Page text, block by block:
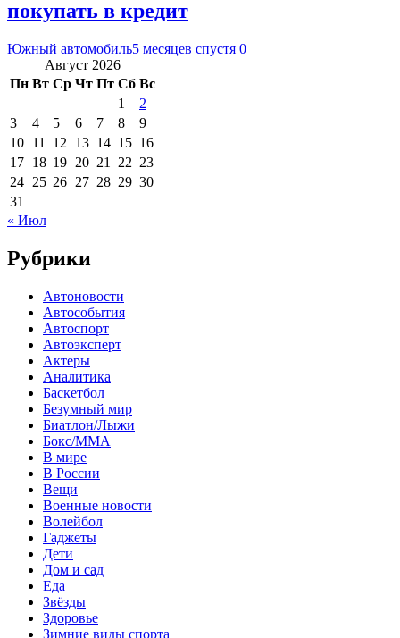
покупать в кредит
Южный автомобиль5 месяцев спустя 0
Август 2026
Пн Вт Ср Чт Пт Сб Вс
1
2
3
4 5 6 7 8
9
10 11 12 13 14 15 16
17 18 19 20 21 22 23
24 25 26 27 28 29 30
31
« Июл
Рубрики
Автоновости
Автособытия
Автоспорт
Автоэксперт
Актеры
Аналитика
Баскетбол
Безумный мир
Биатлон/Лыжи
Бокс/MMA
В мире
В России
Вещи
Военные новости
Волейбол
Гаджеты
Дети
Дом и сад
Еда
Звёзды
Здоровье
Зимние виды спорта